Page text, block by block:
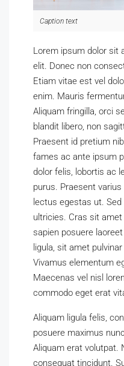
Caption text
Lorem ipsum dolor sit
elit. Donec non
Etiam vitae est vel
enim. Mauris
Aliquam fringilla, orci
blandit libero, non
Praesent id pretium
fames ac ante ipsum
dolor felis, lobortis ac
purus. Praesent
lectus egestas ut.
ultricies. Cras sit
sapien posuere
ligula, sit amet
Vivamus elementum
Maecenas vel nisl
commodo eget erat
Aliquam ligula felis,
posuere maximus
Aliquam erat volutpat.
consequat tincidunt.